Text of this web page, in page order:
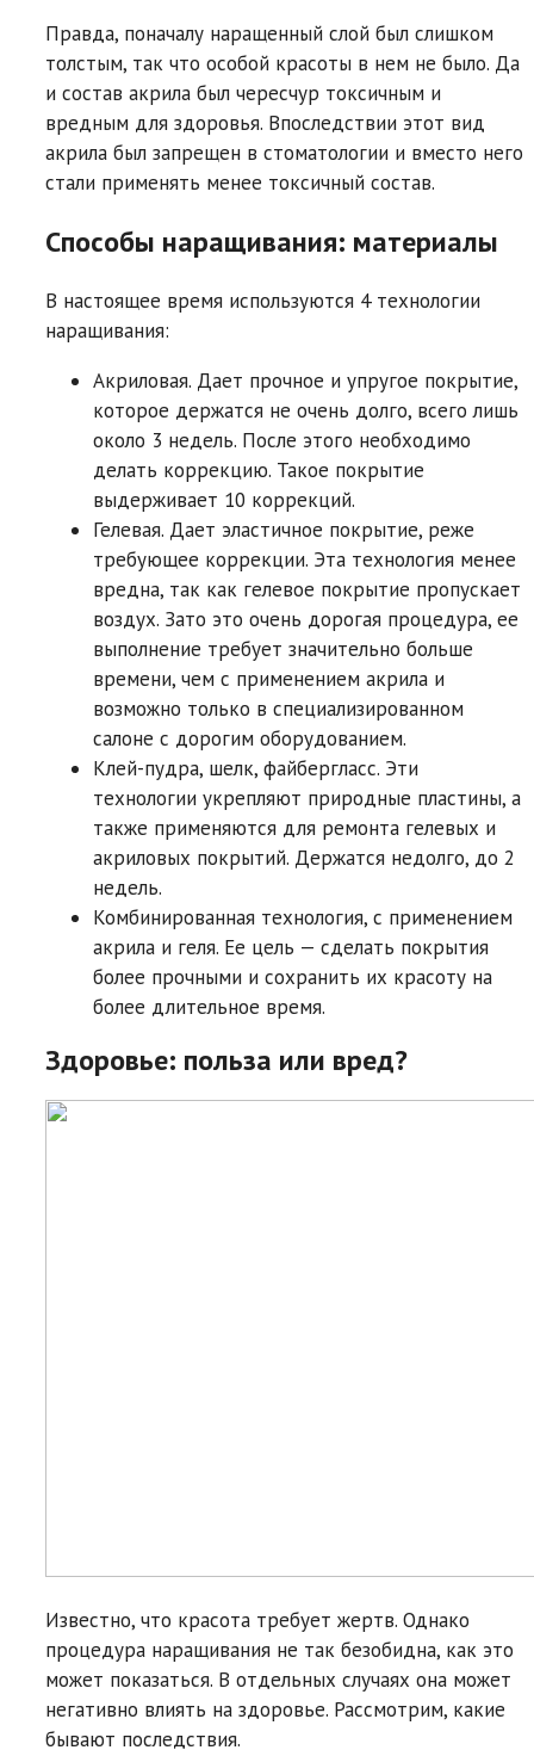
Правда, поначалу наращенный слой был слишком
толстым, так что особой красоты в нем не было. Да
и состав акрила был чересчур токсичным и
вредным для здоровья. Впоследствии этот вид
акрила был запрещен в стоматологии и вместо него
стали применять менее токсичный состав.
Способы наращивания: материалы
В настоящее время используются 4 технологии
наращивания:
Акриловая. Дает прочное и упругое покрытие,
которое держатся не очень долго, всего лишь
около 3 недель. После этого необходимо
делать коррекцию. Такое покрытие
выдерживает 10 коррекций.
Гелевая. Дает эластичное покрытие, реже
требующее коррекции. Эта технология менее
вредна, так как гелевое покрытие пропускает
воздух. Зато это очень дорогая процедура, ее
выполнение требует значительно больше
времени, чем с применением акрила и
возможно только в специализированном
салоне с дорогим оборудованием.
Клей-пудра, шелк, файбергласс. Эти
технологии укрепляют природные пластины, а
также применяются для ремонта гелевых и
акриловых покрытий. Держатся недолго, до 2
недель.
Комбинированная технология, с применением
акрила и геля. Ее цель — сделать покрытия
более прочными и сохранить их красоту на
более длительное время.
Здоровье: польза или вред?
Известно, что красота требует жертв. Однако
процедура наращивания не так безобидна, как это
может показаться. В отдельных случаях она может
негативно влиять на здоровье. Рассмотрим, какие
бывают последствия.